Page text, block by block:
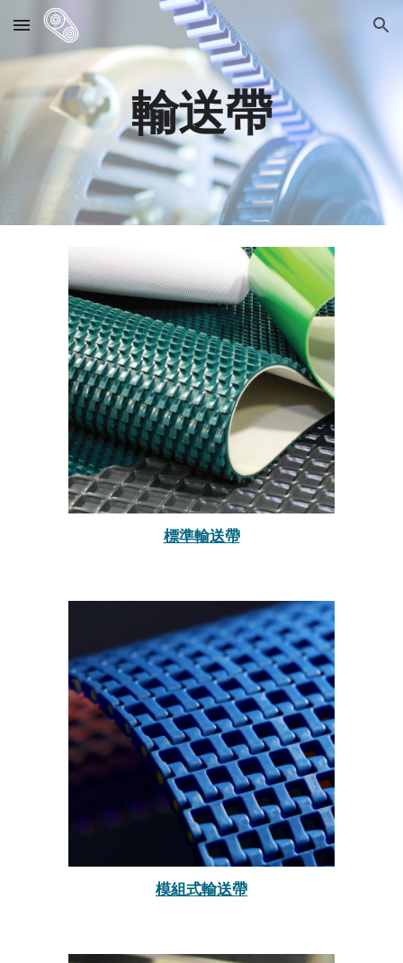
Skip to main content Skip to navigation
輸送帶
標準輸送帶
模組式輸送帶